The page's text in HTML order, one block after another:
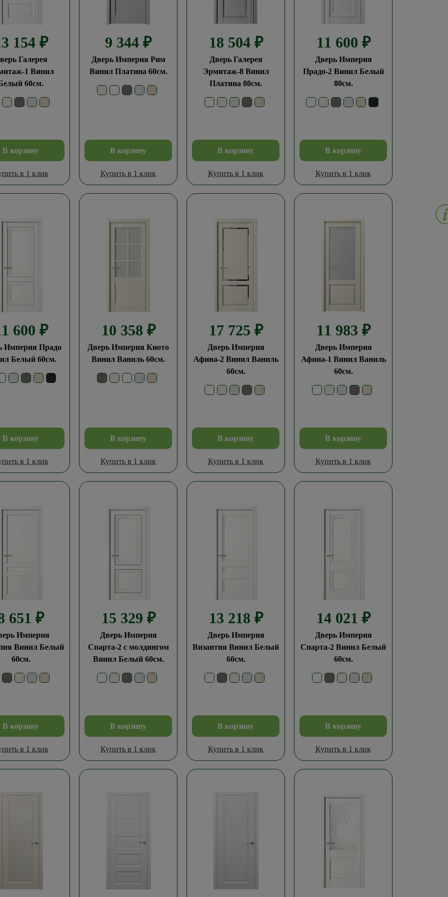
154 ₽
Галерея
1 Винил
60см.
В корзину
в 1 клик
9 344₽
Дверь Империя Рим
Винил Платина 60см.
В корзину
Купить в 1 клик
18 504 ₽
Дверь Галерея
Эрмитаж-8 Винил
Платина 80см.
В корзину
Купить в 1 клик
11 600 ₽
Дверь Империя
Прадо-2 Винил Белый
80см.
В корзину
Купить в 1 клик
600 ₽
Империя Прадо
Белый 60см.
В корзину
в 1 клик
10 358 ₽
Дверь Империя Киото
Винил Ваниль 60см.
В корзину
Купить в 1 клик
17 725 ₽
Дверь Империя
Афина-2 Винил Ваниль
60см.
В корзину
Купить в 1 клик
11 983 ₽
Дверь Империя
Афина-1 Винил Ваниль
60см.
В корзину
Купить в 1 клик
651₽
Империя
Винил Белый
60см.
В корзину
в 1 клик
15 329 ₽
Дверь Империя
Спарта-2 с молдингом
Винил Белый 60см.
В корзину
Купить в 1 клик
13 218 ₽
Дверь Империя
Византия Винил Белый
60см.
В корзину
Купить в 1 клик
14 021 ₽
Дверь Империя
Спарта-2 Винил Белый
60см.
В корзину
Купить в 1 клик